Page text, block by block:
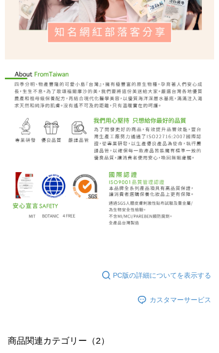
PC版の詳細についてを表示する
カスタマーサービス
商品関連カテゴリー（2）